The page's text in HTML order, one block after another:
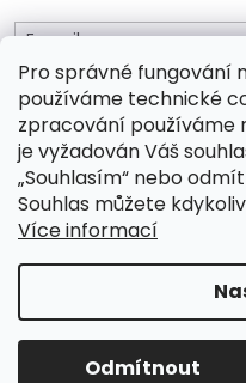
Pro správné fungování
používáme technické
zpracování používáme
je vyžadován Váš
„Souhlasím“ nebo
Souhlas můžete
Více informací
Odmítnout
E-mail
Vložením e-mailu
PŘIHLÁSIT SE
Copyright 2026
Upravit